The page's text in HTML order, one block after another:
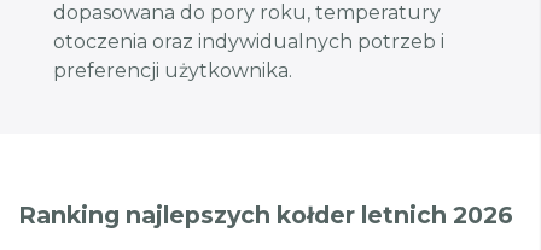
dopasowana do pory roku, temperatury
otoczenia oraz indywidualnych potrzeb i
preferencji użytkownika.
Ranking najlepszych kołder letnich 2026